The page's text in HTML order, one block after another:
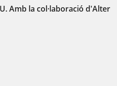
Amb la col·laboració d'Alter